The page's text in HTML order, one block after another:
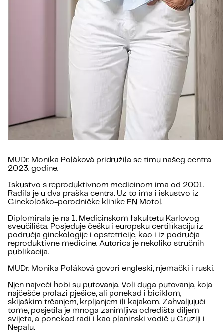
MUDr. Monika Poláková pridružila se timu našeg centra
2023. godine.
Iskustvo s reproduktivnom medicinom ima od 2001.
Radila je u dva praška centra. Uz to ima i iskustvo iz
Ginekološko-porodničke klinike FN Motol.
Diplomirala je na 1. Medicinskom fakultetu Karlovog
sveučilišta. Posjeduje češku i europsku certifikaciju iz
područja ginekologije i opstetricije, kao i iz područja
reproduktivne medicine. Autorica je nekoliko stručnih
publikacija.
MUDr. Monika Poláková govori engleski, njemački i ruski.
Njen najveći hobi su putovanja. Voli duga putovanja, koja
najčešće prolazi pješice, ali ponekad i biciklom,
skijaškim trčanjem, krpljanjem ili kajakom. Zahvaljujući
tome, posjetila je mnoga zanimljiva odredišta diljem
svijeta, a ponekad radi i kao planinski vodič u Gruziji i
Nepalu.